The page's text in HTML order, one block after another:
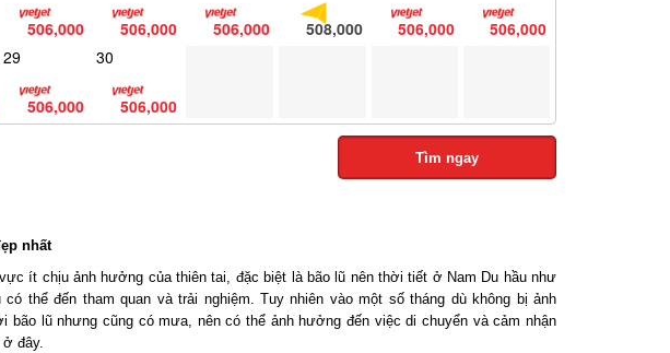
506,000 506,000 506,000 508,000 506,000
506,000
29
506,000
30
506,000
Tìm ngay
nhất
ít chịu ảnh hưởng của thiên tai, đặc biệt là bão lũ nên thời tiết ở Nam Du hầu như
có thể đến tham quan và trải nghiệm. Tuy nhiên vào một số tháng dù không bị ảnh
bão lũ nhưng cũng có mưa, nên có thể ảnh hưởng đến việc di chuyển và cảm nhận
đây.